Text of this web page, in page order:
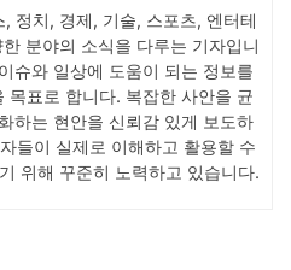
정치, 경제, 기술, 스포츠, 엔터테
분야의 소식을 다루는 기자입니
슈와 일상에 도움이 되는 정보를
목표로 합니다. 복잡한 사안을 균
하는 현안을 신뢰감 있게 보도하
들이 실제로 이해하고 활용할 수
위해 꾸준히 노력하고 있습니다.